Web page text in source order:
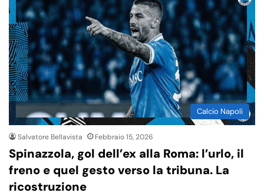
Calcio Napoli
Salvatore Bellavista Febbraio 15, 2026
Spinazzola, gol dell’ex alla Roma: l’urlo, il
freno e quel gesto verso la tribuna. La
ricostruzione